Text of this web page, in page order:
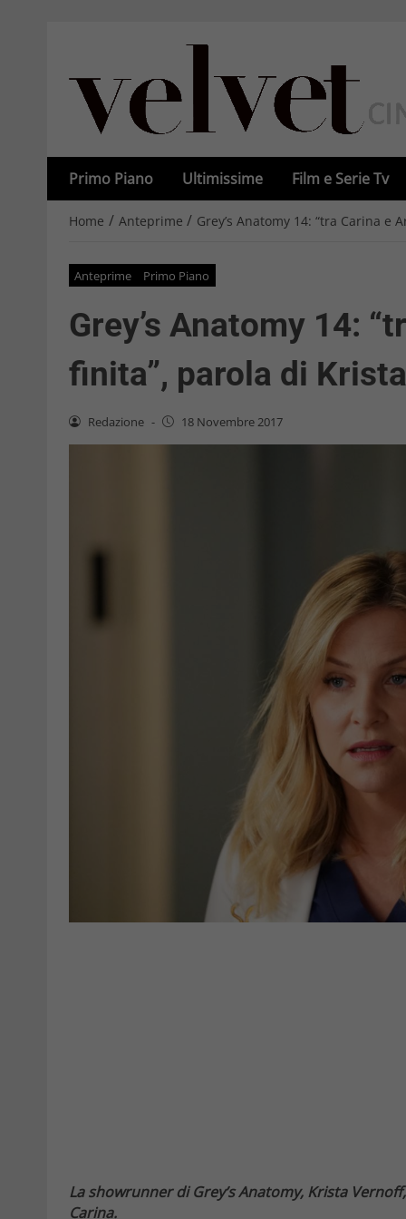
Primo Piano Ultimissime Film e Serie Tv
Home / Anteprime / Grey’s Anatomy 14: “tra Carina
Anteprime Primo Piano
Grey’s Anatomy 14:
finita”, parola di
Redazione - 18 Novembre 2017
La showrunner di Grey’s Anatomy, Krista
Carina.